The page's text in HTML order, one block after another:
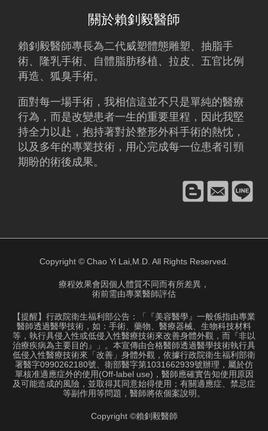
關於賴釗毅醫師
賴釗毅醫師專長為二代威塑體態雕塑、 抽脂手
術、 隆乳手術、 自體脂肪移植、拉皮、五官比例
再造、狐臭手術。
面對每一場手術，我相信這並不只是單純的醫療
行為，而是改變患者一生的重要里程，因此我堅
持全力以赴，抱持著對於整形外科手術的熱忱，
以及多年的專業技術，用心完成每一位患者引頸
期盼的術後成果。
Copyright © Chao Yi Lai,M.D. All Rights Reserved.
療程效果會因個人體質不同而有所差異，
術前需由專業醫師評估
【提醒】行政院衛生福利部公告：「『美容醫學』一般係指由專業
醫師透過醫學技術，如：手術、藥物、醫療器械、生物科技材料
等，執行具侵入性或低侵入性醫療技術來改善身體外觀，而『非以
治療疾病為主要目的』」。本宣傳由合格醫師透過醫學技術執行具
低侵入性醫療技術來「改善」身體外觀，依據行政院衛生福利部衛
署醫字0990262180號、衛部醫字第1031662939號辦理，屬於仿
單核准適應症外的使用(Off-label use)，醫師應確實告知使用原因
及可能造成的風險，並取得其同意始得使用；有關適應症、禁忌症
等副作用等問題，醫師將依個案說明。
Copyright ©賴釗毅醫師